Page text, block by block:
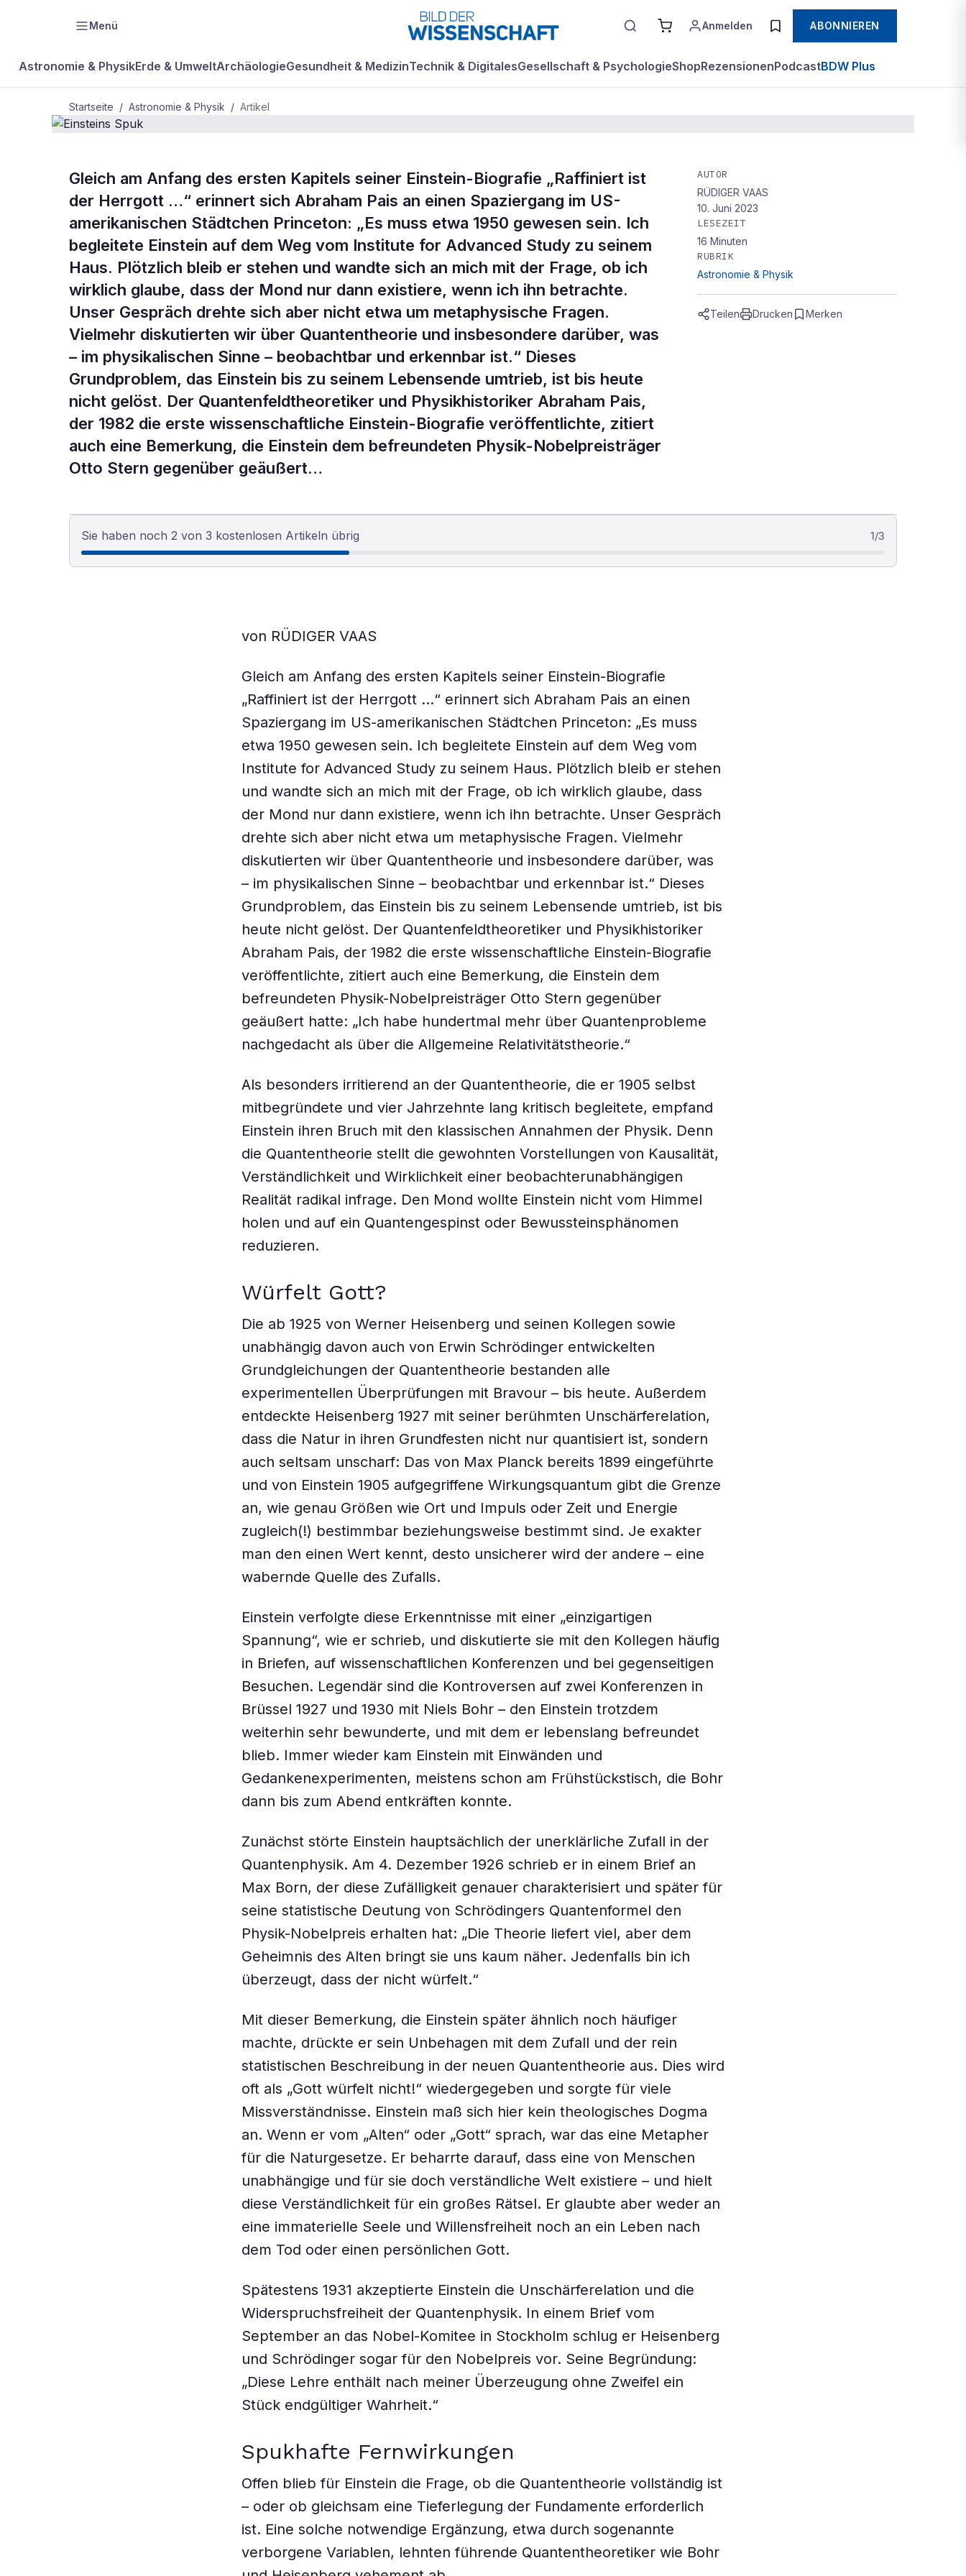
Menü Anmelden ABONNIEREN
Astronomie & PhysikErde & UmweltArchäologieGesundheit & MedizinTechnik & DigitalesGesellschaft & PsychologieShopRezensionenPodcastBDW Plus
Startseite / Astronomie & Physik / Artikel
BDW Plus ASTRONOMIE & PHYSIK
Einsteins
Spuk
Gleich am Anfang des ersten Kapitels seiner Einstein-Biografie „Raffiniert ist
der Herrgott …“ erinnert sich Abraham Pais an einen Spaziergang im US-
amerikanischen Städtchen Princeton: „Es muss etwa 1950 gewesen sein. Ich
begleitete Einstein auf dem Weg vom Institute for Advanced Study zu seinem
Haus. Plötzlich bleib er stehen und wandte sich an mich mit der Frage, ob ich
wirklich glaube, dass der Mond nur dann existiere, wenn ich ihn betrachte.
Unser Gespräch drehte sich aber nicht etwa um metaphysische Fragen.
Vielmehr diskutierten wir über Quantentheorie und insbesondere darüber, was
– im physikalischen Sinne – beobachtbar und erkennbar ist.“ Dieses
Grundproblem, das Einstein bis zu seinem Lebensende umtrieb, ist bis heute
nicht gelöst. Der Quantenfeldtheoretiker und Physikhistoriker Abraham Pais,
der 1982 die erste wissenschaftliche Einstein-Biografie veröffentlichte, zitiert
auch eine Bemerkung, die Einstein dem befreundeten Physik-Nobelpreisträger
Otto Stern gegenüber geäußert…
AUTOR
RÜDIGER VAAS
10. Juni 2023
LESEZEIT
16 Minuten
RUBRIK
Astronomie & Physik
Teilen Drucken Merken
Sie haben noch 2 von 3 kostenlosen Artikeln übrig 1/3
von RÜDIGER VAAS
Gleich am Anfang des ersten Kapitels seiner Einstein-Biografie
„Raffiniert ist der Herrgott …“ erinnert sich Abraham Pais an einen
Spaziergang im US-amerikanischen Städtchen Princeton: „Es muss
etwa 1950 gewesen sein. Ich begleitete Einstein auf dem Weg vom
Institute for Advanced Study zu seinem Haus. Plötzlich bleib er stehen
und wandte sich an mich mit der Frage, ob ich wirklich glaube, dass
der Mond nur dann existiere, wenn ich ihn betrachte. Unser Gespräch
drehte sich aber nicht etwa um metaphysische Fragen. Vielmehr
diskutierten wir über Quantentheorie und insbesondere darüber, was
– im physikalischen Sinne – beobachtbar und erkennbar ist.“ Dieses
Grundproblem, das Einstein bis zu seinem Lebensende umtrieb, ist bis
heute nicht gelöst. Der Quantenfeldtheoretiker und Physikhistoriker
Abraham Pais, der 1982 die erste wissenschaftliche Einstein-Biografie
veröffentlichte, zitiert auch eine Bemerkung, die Einstein dem
befreundeten Physik-Nobelpreisträger Otto Stern gegenüber
geäußert hatte: „Ich habe hundertmal mehr über Quantenprobleme
nachgedacht als über die Allgemeine Relativitätstheorie.“
Als besonders irritierend an der Quantentheorie, die er 1905 selbst
mitbegründete und vier Jahrzehnte lang kritisch begleitete, empfand
Einstein ihren Bruch mit den klassischen Annahmen der Physik. Denn
die Quantentheorie stellt die gewohnten Vorstellungen von Kausalität,
Verständlichkeit und Wirklichkeit einer beobachterunabhängigen
Realität radikal infrage. Den Mond wollte Einstein nicht vom Himmel
holen und auf ein Quantengespinst oder Bewussteinsphänomen
reduzieren.
Würfelt Gott?
Die ab 1925 von Werner Heisenberg und seinen Kollegen sowie
unabhängig davon auch von Erwin Schrödinger entwickelten
Grundgleichungen der Quantentheorie bestanden alle
experimentellen Überprüfungen mit Bravour – bis heute. Außerdem
entdeckte Heisenberg 1927 mit seiner berühmten Unschärferelation,
dass die Natur in ihren Grundfesten nicht nur quantisiert ist, sondern
auch seltsam unscharf: Das von Max Planck bereits 1899 eingeführte
und von Einstein 1905 aufgegriffene Wirkungsquantum gibt die Grenze
an, wie genau Größen wie Ort und Impuls oder Zeit und Energie
zugleich(!) bestimmbar beziehungsweise bestimmt sind. Je exakter
man den einen Wert kennt, desto unsicherer wird der andere – eine
wabernde Quelle des Zufalls.
Einstein verfolgte diese Erkenntnisse mit einer „einzigartigen
Spannung“, wie er schrieb, und diskutierte sie mit den Kollegen häufig
in Briefen, auf wissenschaftlichen Konferenzen und bei gegenseitigen
Besuchen. Legendär sind die Kontroversen auf zwei Konferenzen in
Brüssel 1927 und 1930 mit Niels Bohr – den Einstein trotzdem
weiterhin sehr bewunderte, und mit dem er lebenslang befreundet
blieb. Immer wieder kam Einstein mit Einwänden und
Gedankenexperimenten, meistens schon am Frühstückstisch, die Bohr
dann bis zum Abend entkräften konnte.
Zunächst störte Einstein hauptsächlich der unerklärliche Zufall in der
Quantenphysik. Am 4. Dezember 1926 schrieb er in einem Brief an
Max Born, der diese Zufälligkeit genauer charakterisiert und später für
seine statistische Deutung von Schrödingers Quantenformel den
Physik-Nobelpreis erhalten hat: „Die Theorie liefert viel, aber dem
Geheimnis des Alten bringt sie uns kaum näher. Jedenfalls bin ich
überzeugt, dass der nicht würfelt.“
Mit dieser Bemerkung, die Einstein später ähnlich noch häufiger
machte, drückte er sein Unbehagen mit dem Zufall und der rein
statistischen Beschreibung in der neuen Quantentheorie aus. Dies wird
oft als „Gott würfelt nicht!“ wiedergegeben und sorgte für viele
Missverständnisse. Einstein maß sich hier kein theologisches Dogma
an. Wenn er vom „Alten“ oder „Gott“ sprach, war das eine Metapher
für die Naturgesetze. Er beharrte darauf, dass eine von Menschen
unabhängige und für sie doch verständliche Welt existiere – und hielt
diese Verständlichkeit für ein großes Rätsel. Er glaubte aber weder an
eine immaterielle Seele und Willensfreiheit noch an ein Leben nach
dem Tod oder einen persönlichen Gott.
Spätestens 1931 akzeptierte Einstein die Unschärferelation und die
Widerspruchsfreiheit der Quantenphysik. In einem Brief vom
September an das Nobel-Komitee in Stockholm schlug er Heisenberg
und Schrödinger sogar für den Nobelpreis vor. Seine Begründung:
„Diese Lehre enthält nach meiner Überzeugung ohne Zweifel ein
Stück endgültiger Wahrheit.“
Spukhafte Fernwirkungen
Offen blieb für Einstein die Frage, ob die Quantentheorie vollständig ist
– oder ob gleichsam eine Tieferlegung der Fundamente erforderlich
ist. Eine solche notwendige Ergänzung, etwa durch sogenannte
verborgene Variablen, lehnten führende Quantentheoretiker wie Bohr